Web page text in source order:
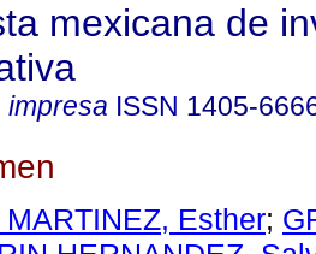
mexicana de
impresa ISSN 1405-
MARTINEZ, Esther;